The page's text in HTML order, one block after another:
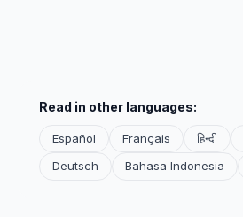
Read in other languages:
Español Français हिन्दी
Deutsch
Bahasa Indonesia